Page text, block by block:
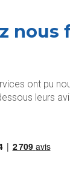
nous
ont pu
leurs